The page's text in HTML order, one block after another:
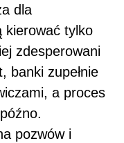
dla
kierować tylko
zdesperowani
banki zupełnie
a proces
pozwów i